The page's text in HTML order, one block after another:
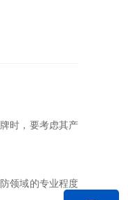
时，要考虑其产
领域的专业程度